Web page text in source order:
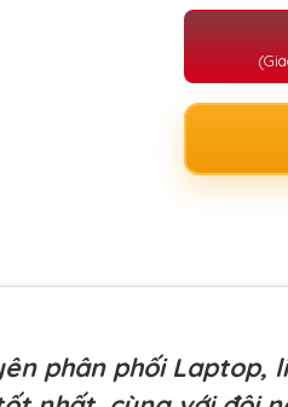
phân phối Laptop,